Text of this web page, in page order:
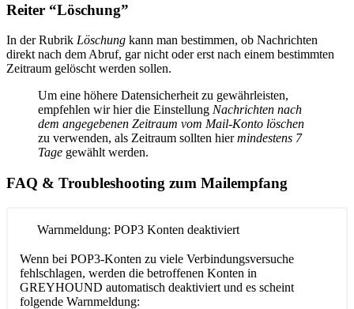
Reiter “Löschung”
In der Rubrik Löschung kann man bestimmen, ob Nachrichten
direkt nach dem Abruf, gar nicht oder erst nach einem bestimmten
Zeitraum gelöscht werden sollen.
Um eine höhere Datensicherheit zu gewährleisten,
empfehlen wir hier die Einstellung Nachrichten nach
dem angegebenen Zeitraum vom Mail-Konto löschen
zu verwenden, als Zeitraum sollten hiermindestens 7
Tage gewählt werden.
FAQ & Troubleshooting zum Mailempfang
Warnmeldung: POP3 Konten deaktiviert
Wenn bei POP3-Konten zu viele Verbindungsversuche
fehlschlagen, werden die betroffenen Konten in
GREYHOUND automatisch deaktiviert und es scheint
folgende Warnmeldung: